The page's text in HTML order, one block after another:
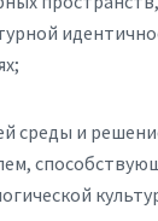
среды и